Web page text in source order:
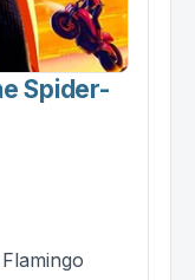
Spider-